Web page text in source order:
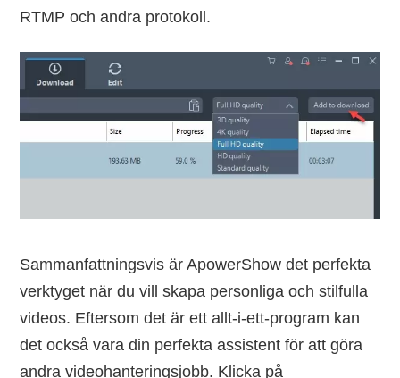
RTMP och andra protokoll.
Sammanfattningsvis är ApowerShow det perfekta
verktyget när du vill skapa personliga och stilfulla
videos. Eftersom det är ett allt-i-ett-program kan
det också vara din perfekta assistent för att göra
andra videohanteringsjobb. Klicka på